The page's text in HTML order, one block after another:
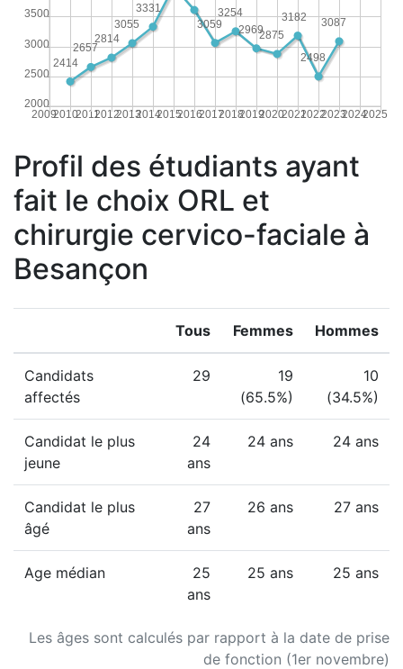
20092010201120122013201420152016201720182019202020212022202320242025
2000
2500
3000
3500
3087
2498
3182
2875
2969
3254
3059
3331
3055
2814
2657
2414
Profil des étudiants ayant
fait le choix ORL et
chirurgie cervico-faciale à
Besançon
Les âges sont calculés par rapport à la date de prise
de fonction (1er novembre)
Tous Femmes Hommes
Candidats
affectés
29
19
(65.5%)
10
(34.5%)
Candidat le plus
jeune
24
ans
24 ans 24 ans
Candidat le plus
âgé
27
ans
26 ans 27 ans
Age médian
25
ans
25 ans 25 ans